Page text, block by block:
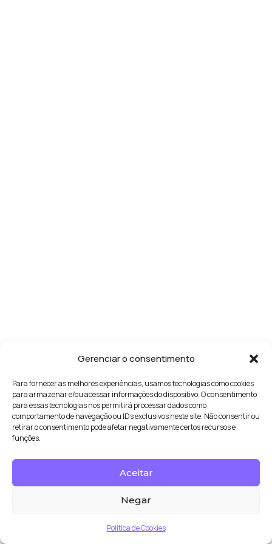
Gerenciar o consentimento
Para fornecer as melhores experiências, usamos tecnologias como cookies
para armazenar e/ou acessar informações do dispositivo. O consentimento
para essas tecnologias nos permitirá processar dados como
comportamento de navegação ou IDs exclusivos neste site. Não consentir ou
retirar o consentimento pode afetar negativamente certos recursos e
funções.
Aceitar
Negar
Política de Cookies